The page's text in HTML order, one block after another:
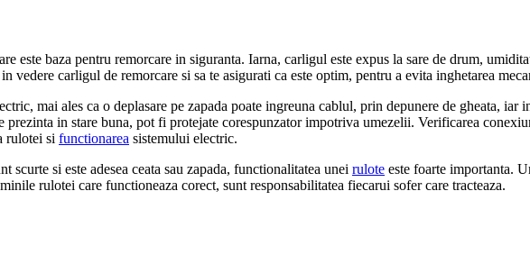
este baza pentru remorcare in siguranta. Iarna, carligul este expus la sare de drum,
vedere carligul de remorcare si sa te asigurati ca este optim, pentru a evita inghetarea
mai ales ca o deplasare pe zapada poate ingreuna cablul, prin depunere de gheata, iar
prezinta in stare buna, pot fi protejate corespunzator impotriva umezelii. Verificarea
rulotei si functionarea sistemului electric.
scurte si este adesea ceata sau zapada, functionalitatea unei rulote este foarte importanta.
rulotei care functioneaza corect, sunt responsabilitatea fiecarui sofer care tracteaza.